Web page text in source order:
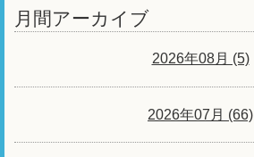
月間アーカイブ
2026年08月 (5)
2026年07月 (66)